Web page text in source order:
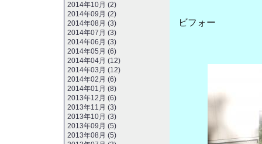
ビフォー
2014年10月 (2)
2014年09月 (2)
2014年08月 (3)
2014年07月 (3)
2014年06月 (3)
2014年05月 (6)
2014年04月 (12)
2014年03月 (12)
2014年02月 (6)
2014年01月 (8)
2013年12月 (6)
2013年11月 (3)
2013年10月 (3)
2013年09月 (5)
2013年08月 (5)